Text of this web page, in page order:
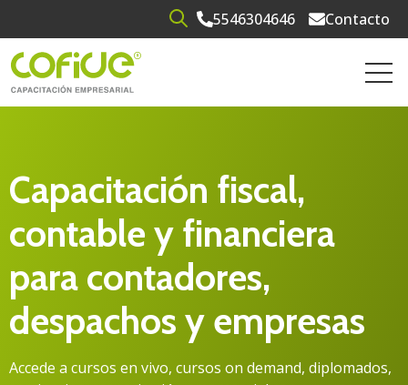
Open search5546304646 Contacto
Capacitación fiscal,
contable y financiera
para contadores,
despachos y empresas
Accede a cursos en vivo, cursos on demand, diplomados,